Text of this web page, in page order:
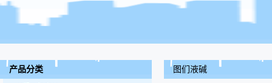
产品分类 图们液碱